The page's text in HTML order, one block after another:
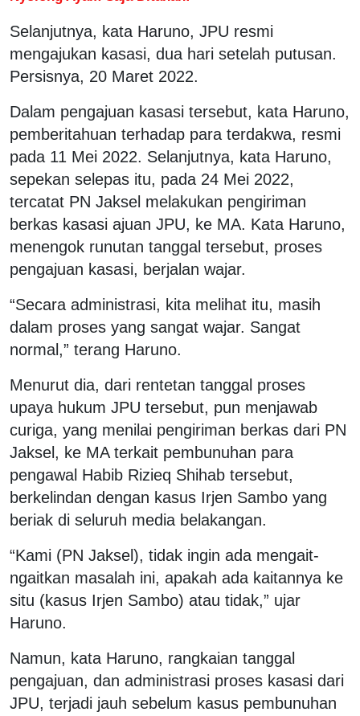
Selanjutnya, kata Haruno, JPU resmi
mengajukan kasasi, dua hari setelah putusan.
Persisnya, 20 Maret 2022.
Dalam pengajuan kasasi tersebut, kata Haruno,
pemberitahuan terhadap para terdakwa, resmi
pada 11 Mei 2022. Selanjutnya, kata Haruno,
sepekan selepas itu, pada 24 Mei 2022,
tercatat PN Jaksel melakukan pengiriman
berkas kasasi ajuan JPU, ke MA. Kata Haruno,
menengok runutan tanggal tersebut, proses
pengajuan kasasi, berjalan wajar.
“Secara administrasi, kita melihat itu, masih
dalam proses yang sangat wajar. Sangat
normal,” terang Haruno.
Menurut dia, dari rentetan tanggal proses
upaya hukum JPU tersebut, pun menjawab
curiga, yang menilai pengiriman berkas dari PN
Jaksel, ke MA terkait pembunuhan para
pengawal Habib Rizieq Shihab tersebut,
berkelindan dengan kasus Irjen Sambo yang
beriak di seluruh media belakangan.
“Kami (PN Jaksel), tidak ingin ada mengait-
ngaitkan masalah ini, apakah ada kaitannya ke
situ (kasus Irjen Sambo) atau tidak,” ujar
Haruno.
Namun, kata Haruno, rangkaian tanggal
pengajuan, dan administrasi proses kasasi dari
JPU, terjadi jauh sebelum kasus pembunuhan